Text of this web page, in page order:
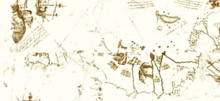
Hizmetler
Blog
Bize Ulaşın
İletişim